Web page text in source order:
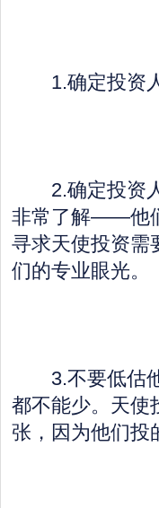
1.确定投资人
2.确定投资人
非常了解——他
寻求天使投资需
们的专业眼光。
3.不要低估他
都不能少。天
张，因为他们投